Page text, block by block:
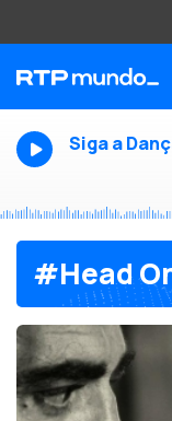
Siga a
#Head